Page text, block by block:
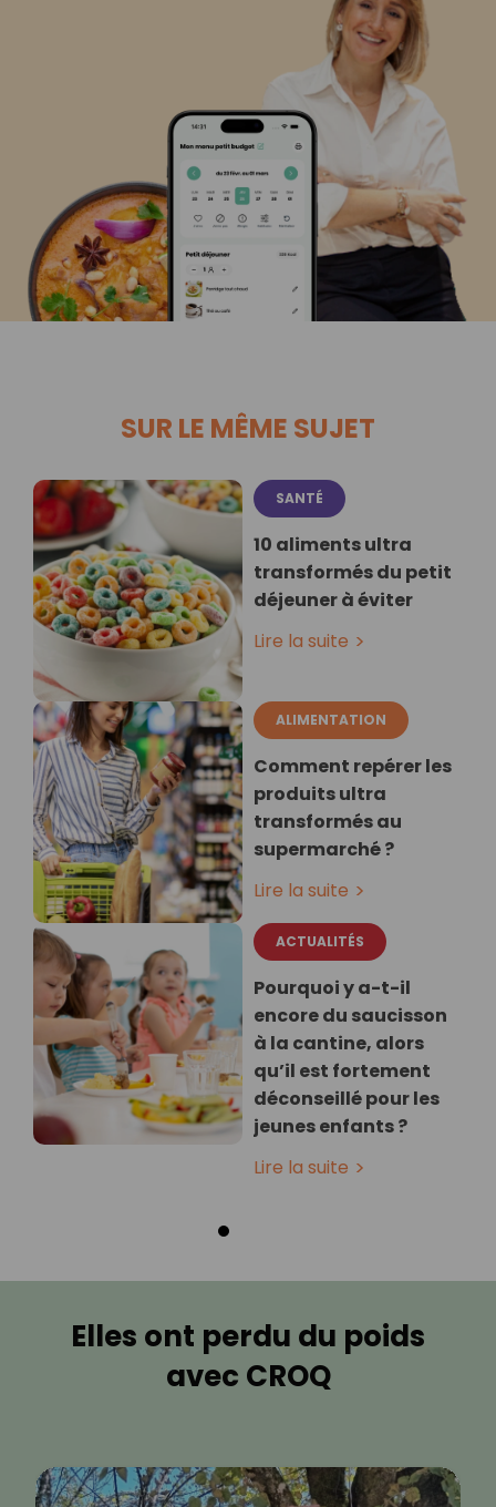
SUR LE MÊME SUJET
SANTÉ
10 aliments ultra
transformés du petit
déjeuner à éviter
Lire la suite
ALIMENTATION
Comment repérer les
produits ultra
transformés au
supermarché ?
Lire la suite
ACTUALITÉS
Pourquoi y a-t-il
encore du saucisson
à la cantine, alors
qu’il est fortement
déconseillé pour les
jeunes enfants ?
Lire la suite
Elles ont perdu du poids
avec CROQ